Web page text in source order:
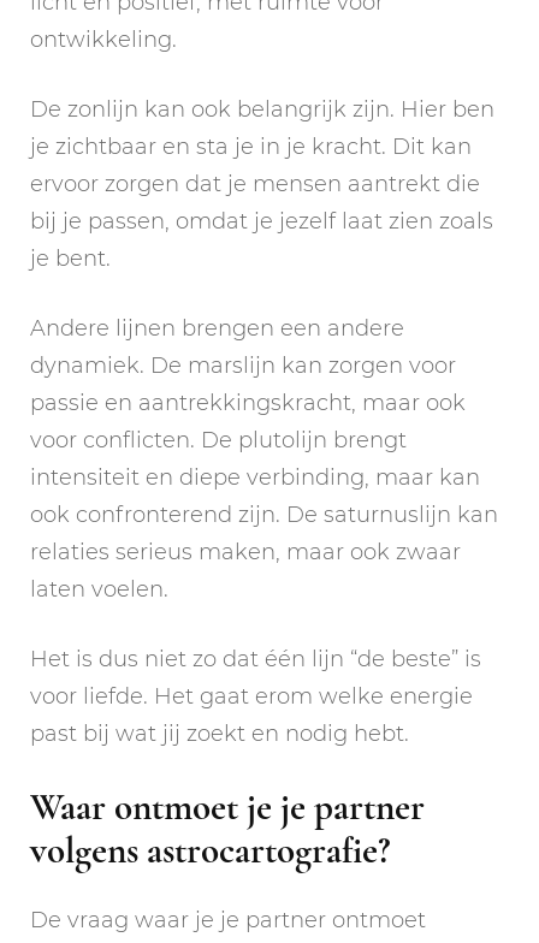
ontwikkeling.
De zonlijn kan ook belangrijk zijn. Hier ben
je zichtbaar en sta je in je kracht. Dit kan
ervoor zorgen dat je mensen aantrekt die
bij je passen, omdat je jezelf laat zien zoals
je bent.
Andere lijnen brengen een andere
dynamiek. De marslijn kan zorgen voor
passie en aantrekkingskracht, maar ook
voor conflicten. De plutolijn brengt
intensiteit en diepe verbinding, maar kan
ook confronterend zijn. De saturnuslijn kan
relaties serieus maken, maar ook zwaar
laten voelen.
Het is dus niet zo dat één lijn “de beste” is
voor liefde. Het gaat erom welke energie
past bij wat jij zoekt en nodig hebt.
Waar ontmoet je je partner
volgens astrocartografie?
De vraag waar je je partner ontmoet